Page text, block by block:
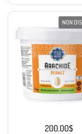
200.00$
NON